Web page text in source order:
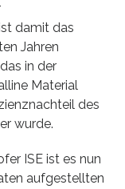
damit das
Jahren
in der
Material
des
wurde.
ISE ist es nun
aufgestellten